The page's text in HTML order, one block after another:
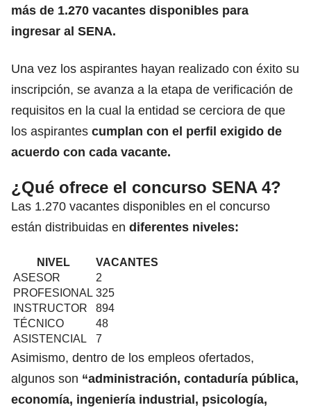
más de 1.270 vacantes disponibles para
ingresar al SENA.
Una vez los aspirantes hayan realizado con éxito su
inscripción, se avanza a la etapa de verificación de
requisitos en la cual la entidad se cerciora de que
los aspirantes cumplan con el perfil exigido de
acuerdo con cada vacante.
¿Qué ofrece el concurso SENA 4?
Las 1.270 vacantes disponibles en el concurso
están distribuidas en diferentes niveles:
NIVEL
VACANTES
ASESOR
2
PROFESIONAL 325
INSTRUCTOR
894
TÉCNICO
48
ASISTENCIAL
7
Asimismo, dentro de los empleos ofertados,
algunos son “administración, contaduría pública,
economía, ingeniería industrial, psicología,